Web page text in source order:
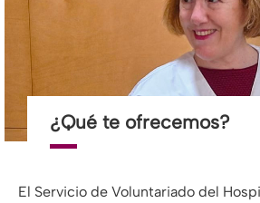
¿Qué te ofrecemos?
El Servicio de Voluntariado del